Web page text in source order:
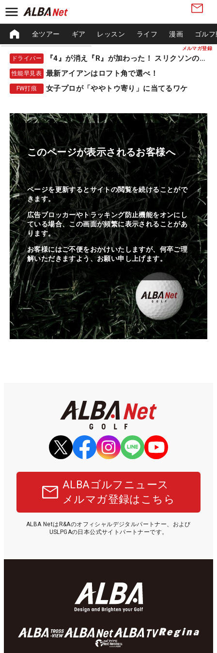
メルマガ登録
全ツアー ギア レッスン ライフ 漫画 ゴル
ドライバー 『4』が消え『R』が加わった！ スリクソンの新作
性能早見表 最新アイアンはロフト角で選べ！
FW打痕 女子プロが「ややトウ寄り」に当てるワケ
このページが表示されるお客様へ
ページを更新するとサイトの閲覧を続けることがで
きます。
広告ブロッカーやトラッキング防止機能をオンにし
ている場合、この画面が頻繁に表示されることがあ
ります。
お客様にはご不便をおかけいたしますが、何卒ご理
解いただきますよう、お願い申し上げます。
ALBAゴルフニュース
メルマガ登録はこちら
ALBA NetはR&Aのオフィシャルデジタルパートナー、および
USLPGAの日本公式サイトパートナーです。